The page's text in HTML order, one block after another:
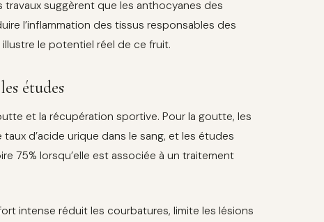
travaux suggèrent que les anthocyanes des
l’inflammation des tissus responsables des
le potentiel réel de ce fruit.
études
et la récupération sportive. Pour la goutte, les
d’acide urique dans le sang, et les études
75% lorsqu’elle est associée à un traitement
intense réduit les courbatures, limite les lésions